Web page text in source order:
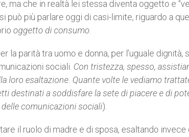
ma che in realtà lei stessa diventa oggetto e
può più parlare oggi di casi-limite, riguardo a
oggetto di consumo
la parità tra uomo e donna, per l’uguale dignità,
sociali. Con tristezza, spesso,
loro esaltazione. Quante volte le vediamo
destinati a soddisfare la sete di piacere e di
comunicazioni sociali).
il ruolo di madre e di sposa, esaltando invece